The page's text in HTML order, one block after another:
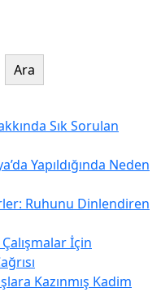
Ara
Sık Sorulan
Yapıldığında Neden
Ruhunu Dinlendiren
İçin
Kazınmış Kadim